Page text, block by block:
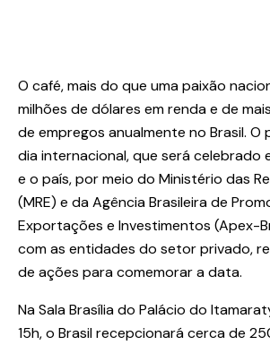
O café, mais do que uma paixão
milhões de dólares em renda e de
de empregos anualmente no Brasil.
dia internacional, que será celebrado
e o país, por meio do Ministério das
(MRE) e da Agência Brasileira de
Exportações e Investimentos (Apex-
com as entidades do setor privado,
de ações para comemorar a data.
Na Sala Brasília do Palácio do
15h, o Brasil recepcionará cerca de